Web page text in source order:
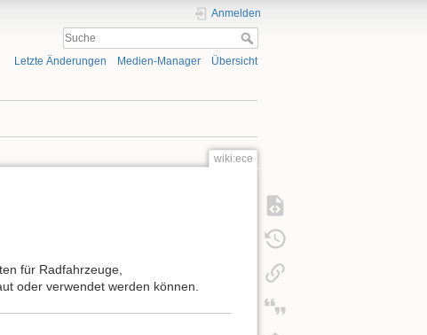
Anmelden
Letzte Änderungen Medien-Manager Übersicht
wiki:ece
für Radfahrzeuge,
oder verwendet werden können.